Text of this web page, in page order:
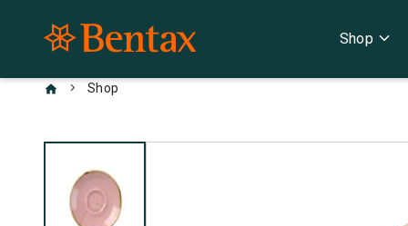
Shop expand_more
chevron_right Shop